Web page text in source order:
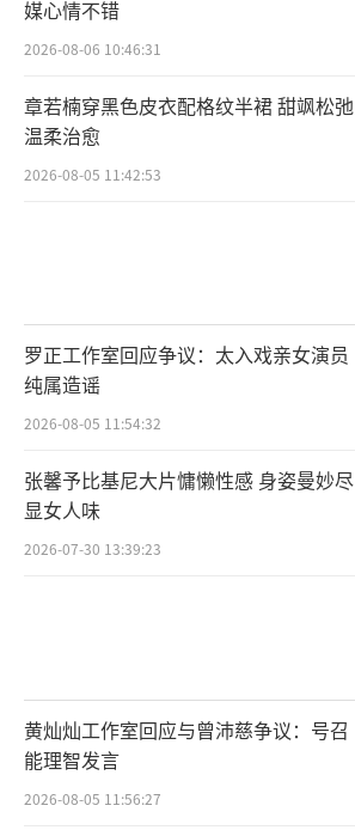
媒心情不错
2026-08-06 10:46:31
章若楠穿黑色皮衣配格纹半裙 甜飒松弛
温柔治愈
2026-08-05 11:42:53
罗正工作室回应争议：太入戏亲女演员
纯属造谣
2026-08-05 11:54:32
张馨予比基尼大片慵懒性感 身姿曼妙尽
显女人味
2026-07-30 13:39:23
黄灿灿工作室回应与曾沛慈争议：号召
能理智发言
2026-08-05 11:56:27